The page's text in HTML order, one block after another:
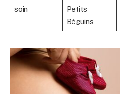
soin
Petits
Béguins